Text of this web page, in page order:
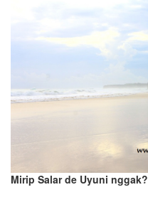
Mirip Salar de Uyuni nggak?